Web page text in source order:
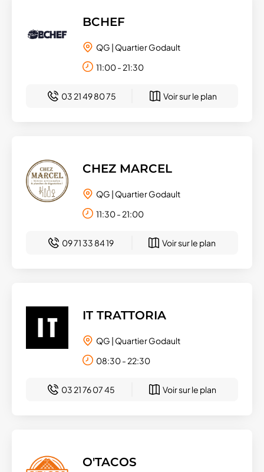
BCHEF
QG | Quartier Godault
11:00 - 21:30
03 21 49 80 75 Voir sur le plan
CHEZ MARCEL
QG | Quartier Godault
11:30 - 21:00
09 71 33 84 19 Voir sur le plan
IT TRATTORIA
QG | Quartier Godault
08:30 - 22:30
03 21 76 07 45 Voir sur le plan
O'TACOS